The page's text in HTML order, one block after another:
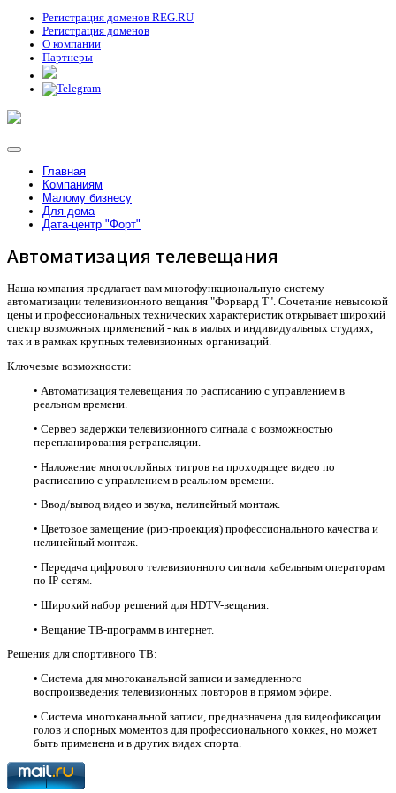
Регистрация доменов REG.RU
Регистрация доменов
О компании
Партнеры
Главная
Компаниям
Малому бизнесу
Для дома
Дата-центр "Форт"
Автоматизация телевещания
Наша компания предлагает вам многофункциональную систему
автоматизации телевизионного вещания "Форвард Т". Сочетание невысокой
цены и профессиональных технических характеристик открывает широкий
спектр возможных применений - как в малых и индивидуальных студиях,
так и в рамках крупных телевизионных организаций.
Ключевые возможности:
• Автоматизация телевещания по расписанию с управлением в
реальном времени.
• Сервер задержки телевизионного сигнала с возможностью
перепланирования ретрансляции.
• Наложение многослойных титров на проходящее видео по
расписанию с управлением в реальном времени.
• Ввод/вывод видео и звука, нелинейный монтаж.
• Цветовое замещение (рир-проекция) профессионального качества и
нелинейный монтаж.
• Передача цифрового телевизионного сигнала кабельным операторам
по IP сетям.
• Широкий набор решений для HDTV-вещания.
• Вещание ТВ-программ в интернет.
Решения для спортивного ТВ:
• Система для многоканальной записи и замедленного
воспроизведения телевизионных повторов в прямом эфире.
• Система многоканальной записи, предназначена для видеофиксации
голов и спорных моментов для профессионального хоккея, но может
быть применена и в других видах спорта.